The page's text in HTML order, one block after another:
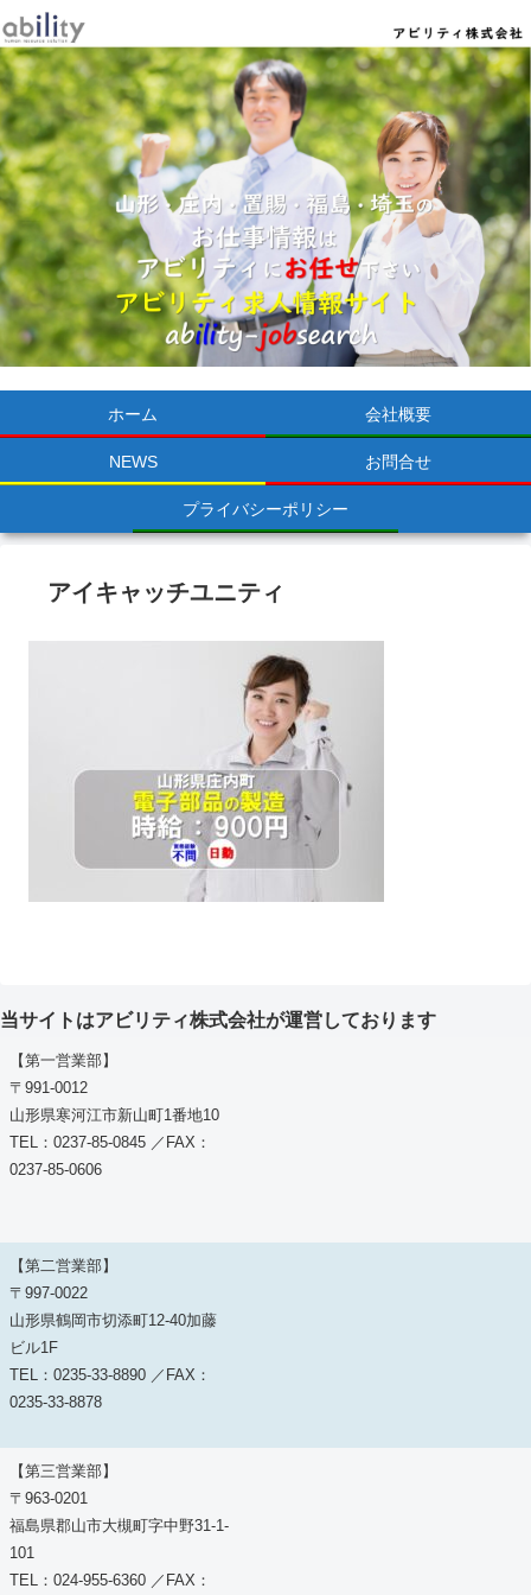
ホーム 会社概要
NEWS お問合せ
プライバシーポリシー
アイキャッチユニティ
当サイトはアビリティ株式会社が運営しております
【第一営業部】
〒991-0012
山形県寒河江市新山町1番地10
TEL：0237-85-0845 ／FAX：
0237-85-0606
【第二営業部】
〒997-0022
山形県鶴岡市切添町12-40加藤
ビル1F
TEL：0235-33-8890 ／FAX：
0235-33-8878
【第三営業部】
〒963-0201
福島県郡山市大槻町字中野31-1-
101
TEL：024-955-6360 ／FAX：